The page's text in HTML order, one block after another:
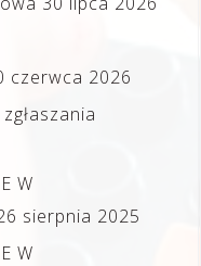
czerwca 2026
W
sierpnia 2025
W